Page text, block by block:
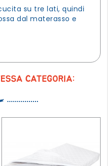
su tre lati, quindi
dal materasso e
CATEGORIA: